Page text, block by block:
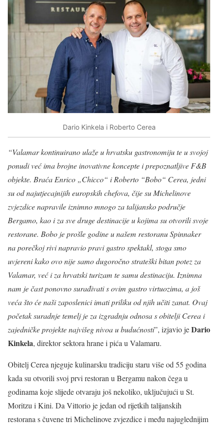
Dario Kinkela i Roberto Cerea
“Valamar kontinuirano ulaže u hrvatsku gastronomiju te u svojoj
ponudi već ima brojne inovativne koncepte i prepoznatljive F&B
objekte. Braća Enrico „Chicco“ i Roberto “Bobo“ Cerea, jedni
su od najutjecajnijih europskih chefova, čije su Michelinove
zvjezdice napravile iznimno mnogo za talijansko područje
Bergamo, kao i za sve druge destinacije u kojima su otvorili svoje
restorane. Bobo je prošle godine u našem restoranu Spinnaker
na porečkoj rivi napravio pravi gastro spektakl, stoga smo
uvjereni kako ovo nije samo dugoročno strateški bitan potez za
Valamar, već i za hrvatski turizam te samu destinaciju. Iznimna
nam je čast ponovno surađivati s ovim gastro virtuozima, a još
veća što će naši zaposlenici imati priliku od njih učiti zanat. Ovaj
početak suradnje temelj je za izgradnju odnosa s obitelji Cerea i
zajedničke projekte najvišeg nivoa u budućnosti”, izjavio jeDario
Kinkela, direktor sektora hrane i pića u Valamaru.
Obitelj Cerea njeguje kulinarsku tradiciju staru više od 55 godina
kada su otvorili svoj prvi restoran u Bergamu nakon čega u
godinama koje slijede otvaraju još nekoliko, uključujući u St.
Moritzu i Kini. Da Vittorio je jedan od rijetkih talijanskih
restorana s čuvene tri Michelinove zvjezdice i među najuglednijim